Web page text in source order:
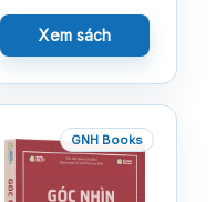
Xem sách
GNH Books